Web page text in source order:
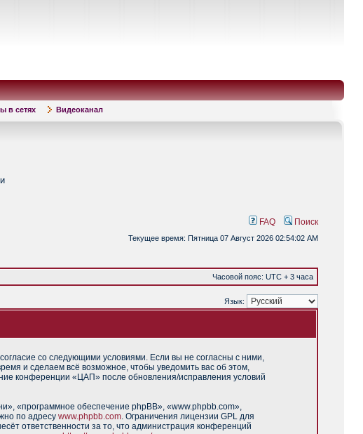
в сетях Видеоканал
FAQ Поиск
Текущее время: Пятница 07 Август 2026 02:54:02 AM
Часовой пояс: UTC + 3 часа
Язык:
со следующими условиями. Если вы не согласны с ними,
и сделаем всё возможное, чтобы уведомить вас об этом,
конференции «ЦАП» после обновления/исправления условий
«программное обеспечение phpBB», «www.phpbb.com»,
по адресу www.phpbb.com. Ограничения лицензии GPL для
ответственности за то, что администрация конференций